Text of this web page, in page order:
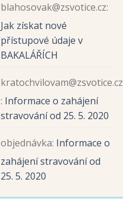
blahosovak@zsvotice.cz:
Jak získat nové
přístupové údaje v
BAKALÁŘÍCH
kratochvilovam@zsvotice.cz
: Informace o zahájení
stravování od 25. 5. 2020
objednávka: Informace o
zahájení stravování od
25. 5. 2020